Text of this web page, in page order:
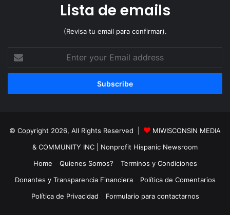
Lista de emails
(Revisa tu email para confirmar).
Enter
your
Email
© Copyright 2026, All Rights Reserved |
MIWISCONSIN MEDIA
& COMMUNITY INC
| Nonprofit Hispanic Newsroom
Home
Quienes Somos?
Terminos y Condiciones
Donantes y Transparencia Financiera
Política de Comentarios
Política de Privacidad
Formulario para contactarnos